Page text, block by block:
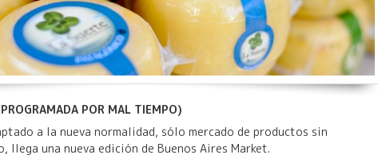
POR MAL TIEMPO)
a la nueva normalidad, sólo mercado de productos sin
llega una nueva edición de Buenos Aires Market.